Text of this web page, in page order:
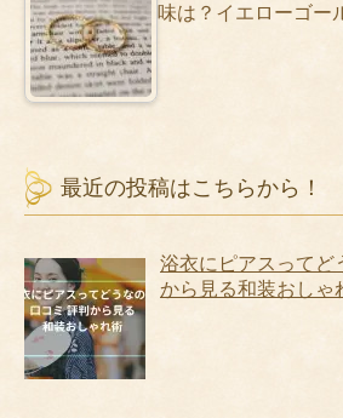
味は？イエローゴー
最近の投稿はこちらから！
浴衣にピアスってど
から見る和装おしゃ